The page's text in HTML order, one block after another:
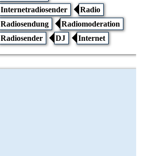
Internetradiosender
Radio
Radiosendung
Radiomoderation
Radiosender
DJ Internet